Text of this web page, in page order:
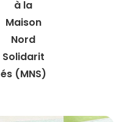
à la
Maison
Nord
Solidarit
és (MNS)